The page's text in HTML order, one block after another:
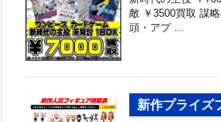
敵 ￥3500買取 謀
頭・アプ …
新作プライズ